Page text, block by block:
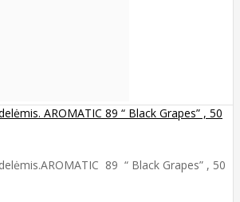
AROMATIC 89 “ Black Grapes” , 50
89 “ Black Grapes” , 50